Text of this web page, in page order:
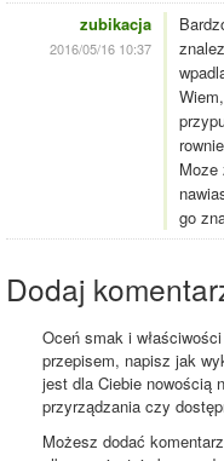
zubikacja
2016/05/16 10:37
Moze
go
Dodaj
Oceń smak i
przepisem, napisz jak
jest dla Ciebie nowością
przyrządzania czy
Możesz dodać